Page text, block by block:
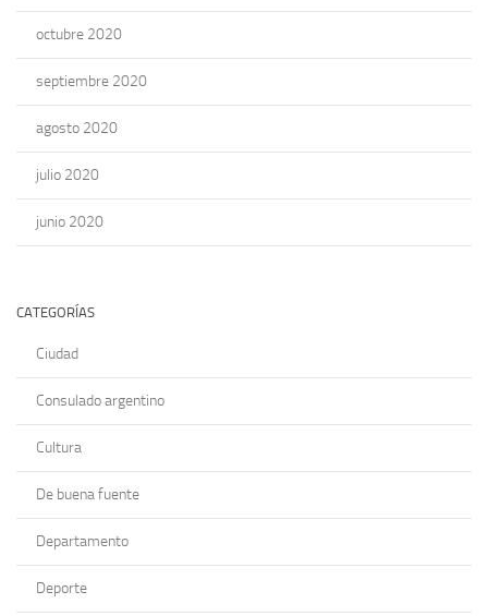
octubre 2020
septiembre 2020
agosto 2020
julio 2020
junio 2020
CATEGORÍAS
Ciudad
Consulado argentino
Cultura
De buena fuente
Departamento
Deporte